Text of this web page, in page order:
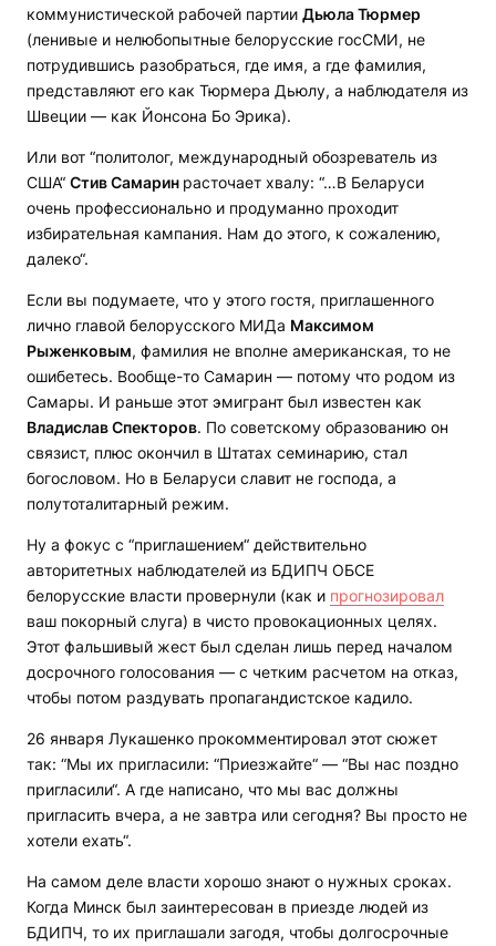
коммунистической рабочей партии Дьюла Тюрмер
(ленивые и нелюбопытные белорусские госСМИ, не
потрудившись разобраться, где имя, а где фамилия,
представляют его как Тюрмера Дьюлу, а наблюдателя из
Швеции — как Йонсона Бо Эрика).
Или вот “политолог, международный обозреватель из
США“ Стив Самарин расточает хвалу: “…В Беларуси
очень профессионально и продуманно проходит
избирательная кампания. Нам до этого, к сожалению,
далеко“.
Если вы подумаете, что у этого гостя, приглашенного
лично главой белорусского МИДа Максимом
Рыженковым, фамилия не вполне американская, то не
ошибетесь. Вообще-то Самарин — потому что родом из
Самары. И раньше этот эмигрант был известен как
Владислав Спекторов. По советскому образованию он
связист, плюс окончил в Штатах семинарию, стал
богословом. Но в Беларуси славит не господа, а
полутоталитарный режим.
Ну а фокус с “приглашением“ действительно
авторитетных наблюдателей из БДИПЧ ОБСЕ
белорусские власти провернули (как и прогнозировал
ваш покорный слуга) в чисто провокационных целях.
Этот фальшивый жест был сделан лишь перед началом
досрочного голосования — с четким расчетом на отказ,
чтобы потом раздувать пропагандистское кадило.
26 января Лукашенко прокомментировал этот сюжет
так: “Мы их пригласили: “Приезжайте“ — “Вы нас поздно
пригласили“. А где написано, что мы вас должны
пригласить вчера, а не завтра или сегодня? Вы просто не
хотели ехать“.
На самом деле власти хорошо знают о нужных сроках.
Когда Минск был заинтересован в приезде людей из
БДИПЧ, то их приглашали загодя, чтобы долгосрочные